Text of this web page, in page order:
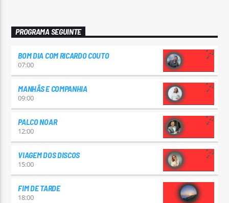
PROGRAMA SEGUINTE
BOM DIA COM RICARDO COUTO
07:00
MANHÃS E COMPANHIA
09:00
PALCO NOAR
12:00
VIAGEM DOS DISCOS
15:00
FIM DE TARDE
18:00